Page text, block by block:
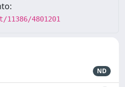
4801201
ND